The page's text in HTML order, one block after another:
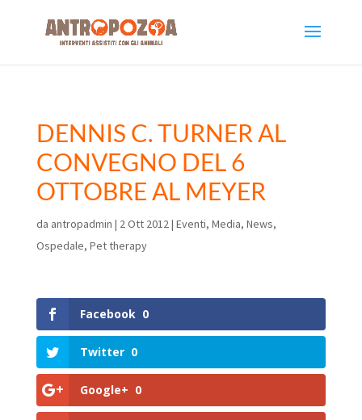
DENNIS C. TURNER AL
CONVEGNO DEL 6
OTTOBRE AL MEYER
da antropadmin | 2 Ott 2012| Eventi, Media, News,
Ospedale, Pet therapy
Facebook 0
Twitter 0
Google+ 0